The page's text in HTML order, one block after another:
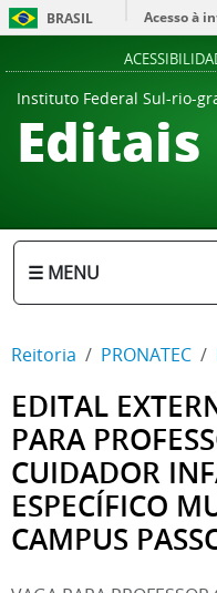
BRASIL
Acesso à
Instituto Federal Sul-rio-
Editais
☰ MENU
Reitoria PRONATEC
EDITAL
PARA
CUIDADOR
ESPECÍFICO
CAMPUS